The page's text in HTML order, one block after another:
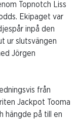
Topnotch Liss
Ekipaget var
inpå den
ur slutsvängen
Jörgen
från
Jackpot Tooma
hängde på till en